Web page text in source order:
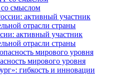
смыслом
активный участник
отрасли страны
мирового уровня